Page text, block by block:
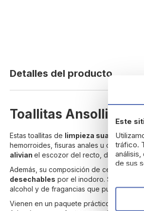
the
of
images
Detalles del producto
Toallitas Ansollitas
Estas toallitas de limpieza suave,
hemorroides, fisuras anales u otros
alivian el escozor del recto, dejando
Además, su composición de celulosa
desechables por el inodoro. Son
alcohol y de fragancias que pueden
Vienen en un paquete práctico y fácil de
Este
tráfico.
de sus